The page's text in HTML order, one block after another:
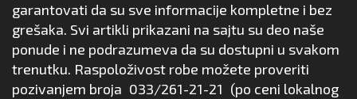
garantovati da su sve informacije kompletne i bez
grešaka. Svi artikli prikazani na sajtu su deo naše
ponude i ne podrazumeva da su dostupni u svakom
trenutku. Raspoloživost robe možete proveriti
pozivanjem broja 033/261-21-21 (po ceni lokalnog